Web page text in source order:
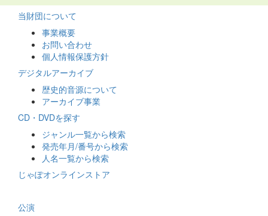
当財団について
事業概要
お問い合わせ
個人情報保護方針
デジタルアーカイブ
歴史的音源について
アーカイブ事業
CD・DVDを探す
ジャンル一覧から検索
発売年月/番号から検索
人名一覧から検索
じゃぽオンラインストア
公演